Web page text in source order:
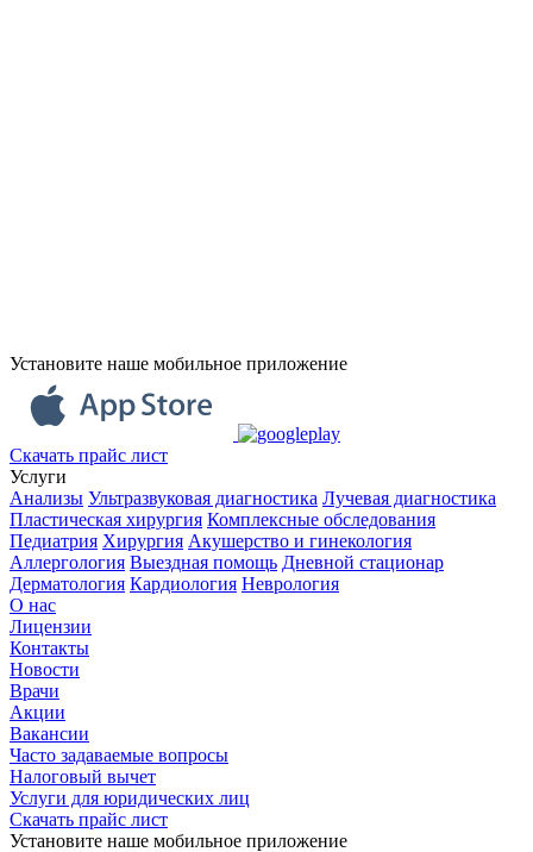
Установите наше мобильное приложение
Скачать прайс лист
Услуги
Анализы Ультразвуковая диагностика Лучевая диагностика
Пластическая хирургия Комплексные обследования
Педиатрия Хирургия Акушерство и гинекология
Аллергология Выездная помощь Дневной стационар
Дерматология Кардиология Неврология
О нас
Лицензии
Контакты
Новости
Врачи
Акции
Вакансии
Часто задаваемые вопросы
Налоговый вычет
Услуги для юридических лиц
Скачать прайс лист
Установите наше мобильное приложение